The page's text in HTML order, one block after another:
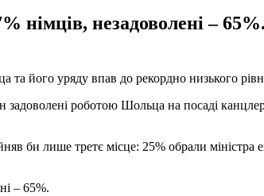
німців, незадоволені –
його уряду впав до рекордно низького
задоволені роботою Шольца на посаді
би лише третє місце: 25% обрали
– 65%.